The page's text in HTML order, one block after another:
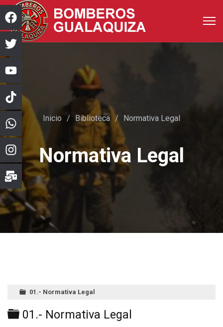
Normativa Legal
Inicio Biblioteca Normativa Legal
01.- Normativa Legal
Carpeta
01.- Normativa Legal